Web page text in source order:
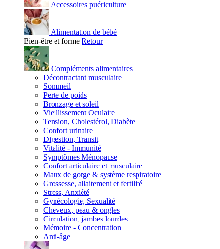
Accessoires puériculture
Alimentation de bébé
Bien-être et forme Retour
Compléments alimentaires
Décontractant musculaire
Sommeil
Perte de poids
Bronzage et soleil
Vieillissement Oculaire
Tension, Cholestérol, Diabète
Confort urinaire
Digestion, Transit
Vitalité - Immunité
Symptômes Ménopause
Confort articulaire et musculaire
Maux de gorge & système respiratoire
Grossesse, allaitement et fertilité
Stress, Anxiété
Gynécologie, Sexualité
Cheveux, peau & ongles
Circulation, jambes lourdes
Mémoire - Concentration
Anti-âge